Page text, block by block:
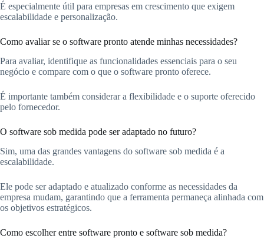
É especialmente útil para empresas em crescimento que exigem
escalabilidade e personalização.
Como avaliar se o software pronto atende minhas necessidades?
Para avaliar, identifique as funcionalidades essenciais para o seu
negócio e compare com o que o software pronto oferece.
É importante também considerar a flexibilidade e o suporte oferecido
pelo fornecedor.
O software sob medida pode ser adaptado no futuro?
Sim, uma das grandes vantagens do software sob medida é a
escalabilidade.
Ele pode ser adaptado e atualizado conforme as necessidades da
empresa mudam, garantindo que a ferramenta permaneça alinhada com
os objetivos estratégicos.
Como escolher entre software pronto e software sob medida?